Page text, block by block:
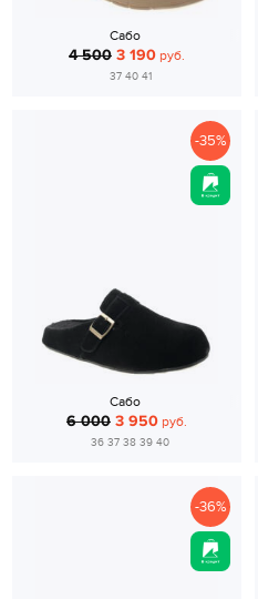
Сабо
4 500 3 190 руб.
37 40 41
-35%
Сабо
6 000 3 950 руб.
36 37 38 39 40
-36%